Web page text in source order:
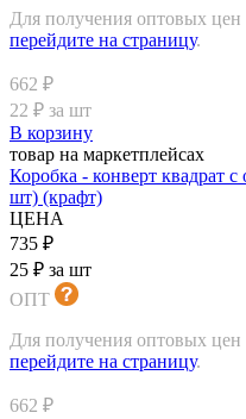
Для получения оптовых цен
перейдите на страницу.
662 ₽
22 ₽ за шт
В корзину
товар на маркетплейсах
Коробка - конверт
шт) (крафт)
ЦЕНА
735 ₽
25 ₽ за шт
ОПТ
Для получения оптовых цен
перейдите на страницу.
662 ₽